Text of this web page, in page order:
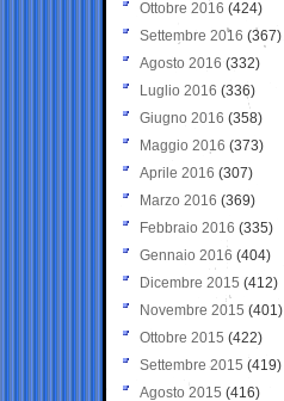
Ottobre 2016 (424)
Settembre 2016 (367)
Agosto 2016 (332)
Luglio 2016 (336)
Giugno 2016 (358)
Maggio 2016 (373)
Aprile 2016 (307)
Marzo 2016 (369)
Febbraio 2016 (335)
Gennaio 2016 (404)
Dicembre 2015 (412)
Novembre 2015 (401)
Ottobre 2015 (422)
Settembre 2015 (419)
Agosto 2015 (416)